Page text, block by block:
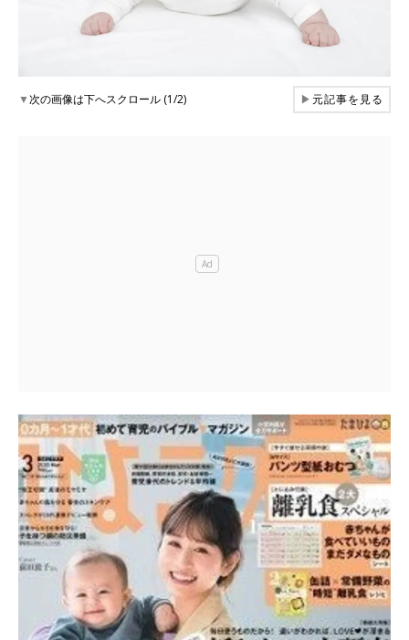
▼次の画像は下へスクロール (1/2) ▶元記事を見る